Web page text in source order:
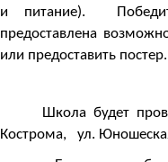
и питание).
предоставлена
или предоставить постер.
Школа будет
Кострома, ул.